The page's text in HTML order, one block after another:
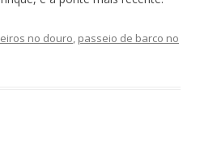
no douro, passeio de barco no